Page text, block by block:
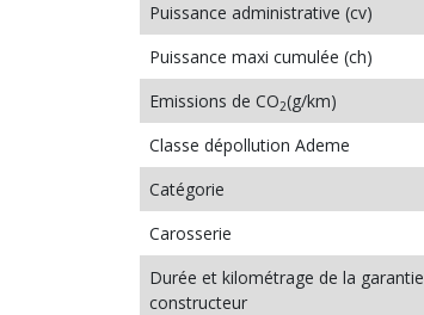
Puissance administrative (cv)
Puissance maxi cumulée (ch)
Emissions de CO2(g/km)
Classe dépollution Ademe
Catégorie
Carosserie
Durée et kilométrage de la garantie
constructeur